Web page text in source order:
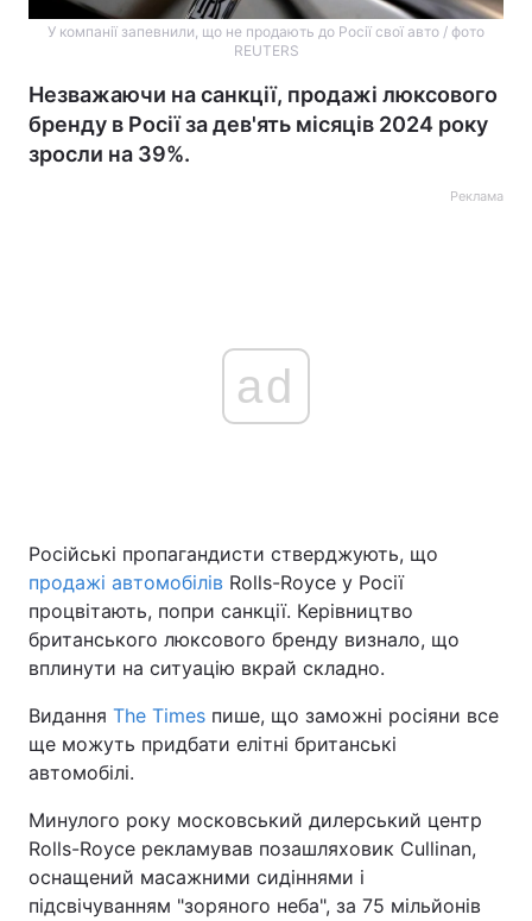
У компанії запевнили, що не продають до Росії свої авто / фото
REUTERS
Незважаючи на санкції, продажі люксового
бренду в Росії за дев'ять місяців 2024 року
зросли на 39%.
Реклама
ad
Російські пропагандисти стверджують, що
продажі автомобілів Rolls-Royce у Росії
процвітають, попри санкції. Керівництво
британського люксового бренду визнало, що
вплинути на ситуацію вкрай складно.
Видання The Times пише, що заможні росіяни все
ще можуть придбати елітні британські
автомобілі.
Минулого року московський дилерський центр
Rolls-Royce рекламував позашляховик Cullinan,
оснащений масажними сидіннями і
підсвічуванням "зоряного неба", за 75 мільйонів